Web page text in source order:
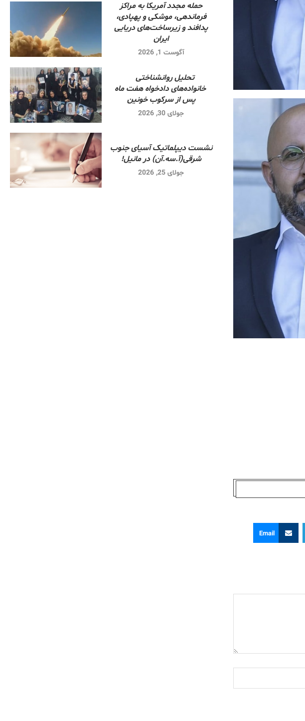
Email
حمله مجدد آمریکا به مراکز
فرماندهی، موشکی و پهپادی،
پدافند و زیرساخت‌های دریایی
ایران
آگوست 1, 2026
تحلیل روانشناختی
خانواده‌های دادخواه هفت ماه
پس از سرکوب خونین
جولای 30, 2026
نشست دیپلماتیک آسیای جنوب
شرقی‌(آ.سه.آن) در مانیل!
جولای 25, 2026